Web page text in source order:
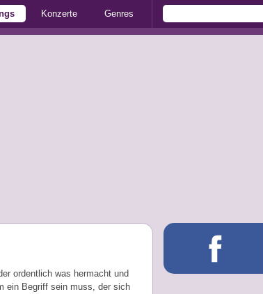
Konzerte Genres
ordentlich was hermacht und
ein Begriff sein muss, der sich